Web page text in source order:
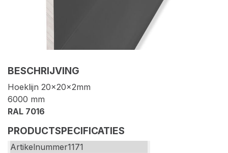
BESCHRIJVING
Hoeklijn 20x20x2mm
6000 mm
RAL 7016
PRODUCTSPECIFICATIES
Artikelnummer1171